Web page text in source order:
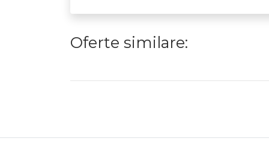
Oferte similare: